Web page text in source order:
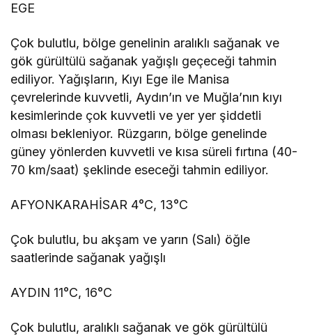
EGE
Çok bulutlu, bölge genelinin aralıklı sağanak ve
gök gürültülü sağanak yağışlı geçeceği tahmin
ediliyor. Yağışların, Kıyı Ege ile Manisa
çevrelerinde kuvvetli, Aydın’ın ve Muğla’nın kıyı
kesimlerinde çok kuvvetli ve yer yer şiddetli
olması bekleniyor. Rüzgarın, bölge genelinde
güney yönlerden kuvvetli ve kısa süreli fırtına (40-
70 km/saat) şeklinde eseceği tahmin ediliyor.
AFYONKARAHİSAR 4°C, 13°C
Çok bulutlu, bu akşam ve yarın (Salı) öğle
saatlerinde sağanak yağışlı
AYDIN 11°C, 16°C
Çok bulutlu, aralıklı sağanak ve gök gürültülü